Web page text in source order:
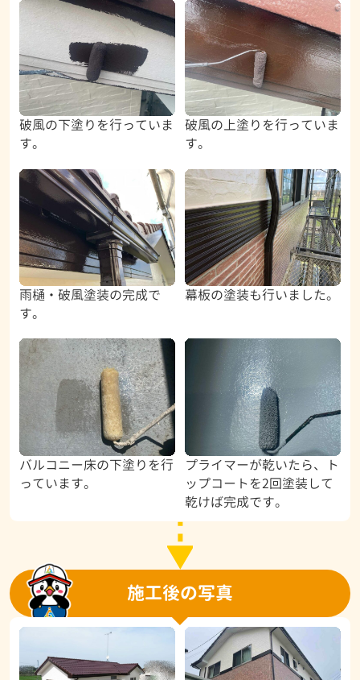
破風の下塗りを行っていま
す。
破風の上塗りを行っていま
す。
雨樋・破風塗装の完成で
す。
幕板の塗装も行いました。
バルコニー床の下塗りを行
っています。
プライマーが乾いたら、ト
ップコートを2回塗装して
乾けば完成です。
施工後の写真